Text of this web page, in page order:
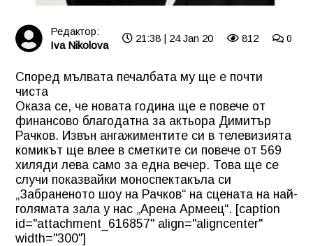
Редактор:
Iva Nikolova
21:38 | 24 Jan 20 812 0
Според мълвата печалбата му ще е почти
чиста
Оказа се, че новата година ще е повече от
финансово благодатна за актьора Димитър
Рачков. Извън ангажиментите си в телевизията
комикът ще влее в сметките си повече от 569
хиляди лева само за една вечер. Това ще се
случи показвайки моноспектакъла си
„Забраненото шоу на Рачков“ на сцената на най-
голямата зала у нас „Арена Армеец“. [caption
id="attachment_616857" align="aligncenter"
width="300"]